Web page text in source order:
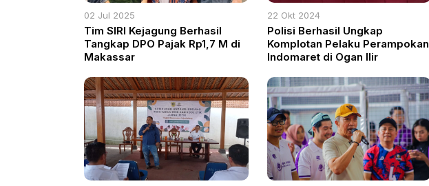
02 Jul 2025
Tim SIRI Kejagung Berhasil
Tangkap DPO Pajak Rp1,7 M di
Makassar
22 Okt 2024
Polisi Berhasil Ungkap
Komplotan Pelaku Perampokan
Indomaret di Ogan Ilir